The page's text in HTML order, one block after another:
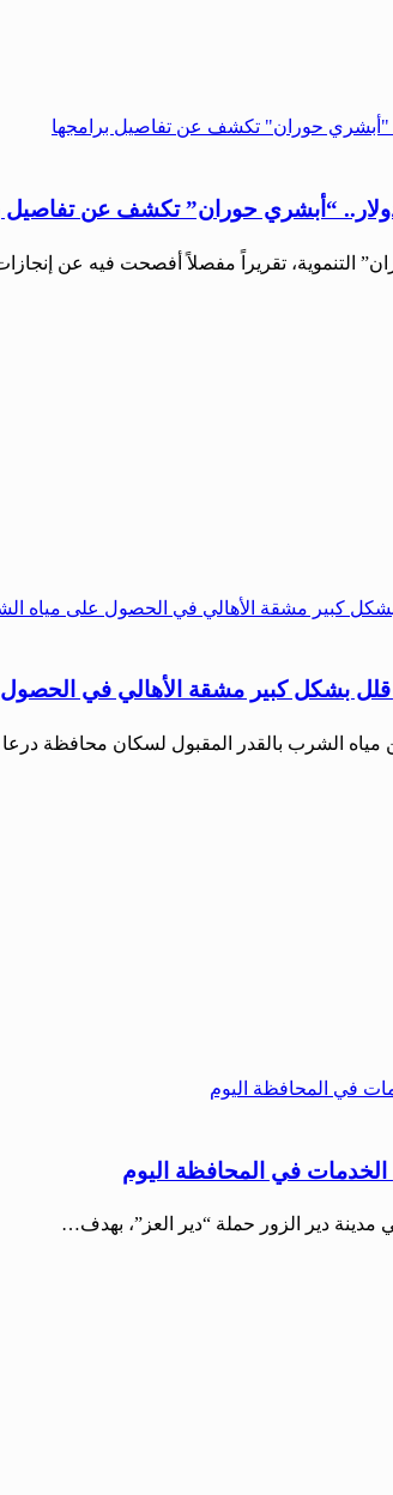
التنموية، تقريراً مفصلاً أفصحت فيه عن
قلل بشكل كبير مشقة الأهالي في
مياه الشرب بالقدر المقبول لسكان محافظة
في المحافظة اليوم
دير الزور حملة “دير العز”، بهدف…